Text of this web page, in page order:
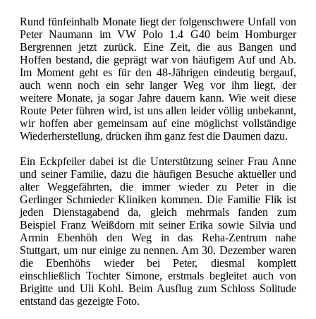
Rund fünfeinhalb Monate liegt der folgenschwere Unfall von
Peter Naumann im VW Polo 1.4 G40 beim Homburger
Bergrennen jetzt zurück. Eine Zeit, die aus Bangen und
Hoffen bestand, die geprägt war von häufigem Auf und Ab.
Im Moment geht es für den 48-Jährigen eindeutig bergauf,
auch wenn noch ein sehr langer Weg vor ihm liegt, der
weitere Monate, ja sogar Jahre dauern kann. Wie weit diese
Route Peter führen wird, ist uns allen leider völlig unbekannt,
wir hoffen aber gemeinsam auf eine möglichst vollständige
Wiederherstellung, drücken ihm ganz fest die Daumen dazu.
Ein Eckpfeiler dabei ist die Unterstützung seiner Frau Anne
und seiner Familie, dazu die häufigen Besuche aktueller und
alter Weggefährten, die immer wieder zu Peter in die
Gerlinger Schmieder Kliniken kommen. Die Familie Flik ist
jeden Dienstagabend da, gleich mehrmals fanden zum
Beispiel Franz Weißdorn mit seiner Erika sowie Silvia und
Armin Ebenhöh den Weg in das Reha-Zentrum nahe
Stuttgart, um nur einige zu nennen. Am 30. Dezember waren
die Ebenhöhs wieder bei Peter, diesmal komplett
einschließlich Tochter Simone, erstmals begleitet auch von
Brigitte und Uli Kohl. Beim Ausflug zum Schloss Solitude
entstand das gezeigte Foto.